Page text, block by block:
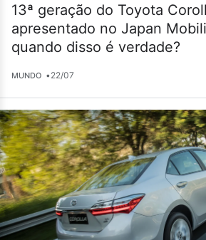
13ª geração do Toyota
apresentado no Japan
quando disso é verdade?
MUNDO •22/07